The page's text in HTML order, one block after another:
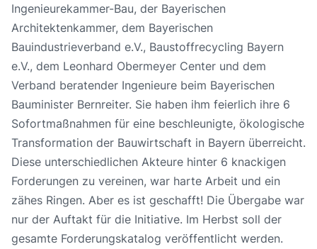
Ingenieurekammer-Bau, der Bayerischen
Architektenkammer, dem Bayerischen
Bauindustrieverband e.V., Baustoffrecycling Bayern
e.V., dem Leonhard Obermeyer Center und dem
Verband beratender Ingenieure beim Bayerischen
Bauminister Bernreiter. Sie haben ihm feierlich ihre 6
Sofortmaßnahmen für eine beschleunigte, ökologische
Transformation der Bauwirtschaft in Bayern überreicht.
Diese unterschiedlichen Akteure hinter 6 knackigen
Forderungen zu vereinen, war harte Arbeit und ein
zähes Ringen. Aber es ist geschafft! Die Übergabe war
nur der Auftakt für die Initiative. Im Herbst soll der
gesamte Forderungskatalog veröffentlicht werden.